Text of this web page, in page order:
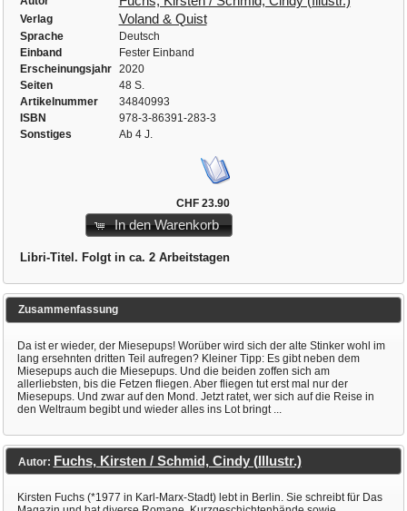
Verlag Voland & Quist
Sprache
Deutsch
Einband
Fester Einband
Erscheinungsjahr
2020
Seiten
48 S.
Artikelnummer
34840993
ISBN
978-3-86391-283-3
Sonstiges
Ab 4 J.
CHF 23.90
In den Warenkorb
Libri-Titel. Folgt in ca. 2 Arbeitstagen
Zusammenfassung
Da ist er wieder, der Miesepups! Worüber wird sich der alte Stinker wohl im
lang ersehnten dritten Teil aufregen? Kleiner Tipp: Es gibt neben dem
Miesepups auch die Miesepups. Und die beiden zoffen sich am
allerliebsten, bis die Fetzen fliegen. Aber fliegen tut erst mal nur der
Miesepups. Und zwar auf den Mond. Jetzt ratet, wer sich auf die Reise in
den Weltraum begibt und wieder alles ins Lot bringt ...
Autor: Fuchs, Kirsten / Schmid, Cindy (Illustr.)
Kirsten Fuchs (*1977 in Karl-Marx-Stadt) lebt in Berlin. Sie schreibt für Das